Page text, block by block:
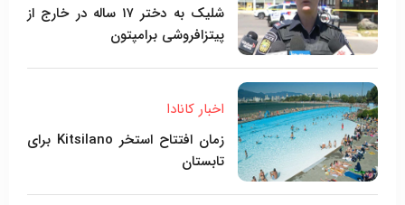
شلیک به دختر ۱۷ ساله در خارج از
پیتزافروشی برامپتون
اخبار کانادا
زمان افتتاح استخر Kitsilano برای
تابستان